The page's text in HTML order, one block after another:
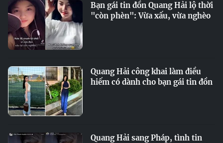
Bạn gái tin đồn Quang Hải lộ thời
"còn phèn": Vừa xấu, vừa nghèo
Quang Hải công khai làm điều
hiếm có dành cho bạn gái tin đồn
Quang Hải sang Pháp, tình tin